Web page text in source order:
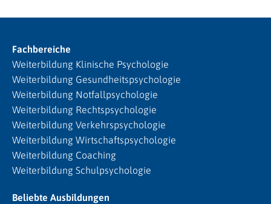
Fachbereiche
Weiterbildung Klinische Psychologie
Weiterbildung Gesundheitspsychologie
Weiterbildung Notfallpsychologie
Weiterbildung Rechtspsychologie
Weiterbildung Verkehrspsychologie
Weiterbildung Wirtschaftspsychologie
Weiterbildung Coaching
Weiterbildung Schulpsychologie
Beliebte Ausbildungen